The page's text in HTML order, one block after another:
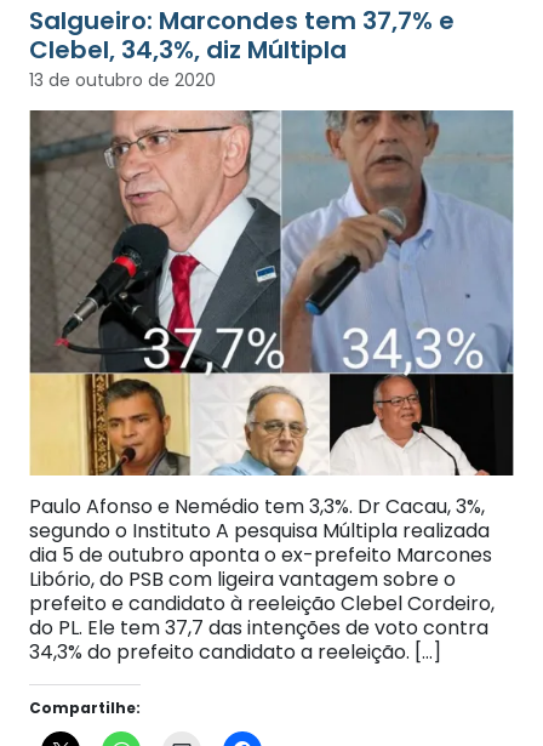
Salgueiro: Marcondes tem 37,7% e
Clebel, 34,3%, diz Múltipla
13 de outubro de 2020
Paulo Afonso e Nemédio tem 3,3%. Dr Cacau, 3%,
segundo o Instituto A pesquisa Múltipla realizada
dia 5 de outubro aponta o ex-prefeito Marcones
Libório, do PSB com ligeira vantagem sobre o
prefeito e candidato à reeleição Clebel Cordeiro,
do PL. Ele tem 37,7 das intenções de voto contra
34,3% do prefeito candidato a reeleição. […]
Compartilhe: